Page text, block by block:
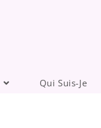
Qui Suis-Je